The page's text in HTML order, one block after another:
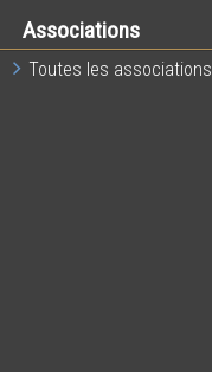
Associations
Toutes les associations